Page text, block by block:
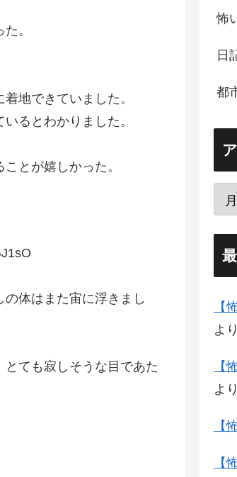
。
地できていました。
るとわかりました。
とが嬉しかった。
体はまた宙に浮きまし
ても寂しそうな目であた
怖
日
都
【
より
【
より
【
【